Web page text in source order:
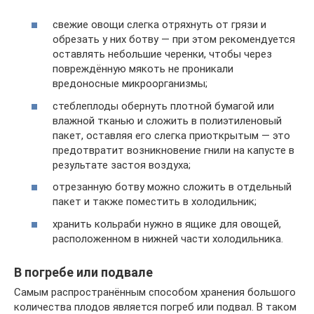
свежие овощи слегка отряхнуть от грязи и
обрезать у них ботву — при этом рекомендуется
оставлять небольшие черенки, чтобы через
повреждённую мякоть не проникали
вредоносные микроорганизмы;
стеблеплоды обернуть плотной бумагой или
влажной тканью и сложить в полиэтиленовый
пакет, оставляя его слегка приоткрытым — это
предотвратит возникновение гнили на капусте в
результате застоя воздуха;
отрезанную ботву можно сложить в отдельный
пакет и также поместить в холодильник;
хранить кольраби нужно в ящике для овощей,
расположенном в нижней части холодильника.
В погребе или подвале
Самым распространённым способом хранения большого
количества плодов является погреб или подвал. В таком